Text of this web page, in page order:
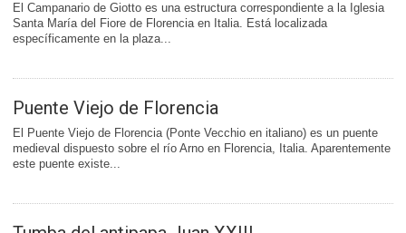
El Campanario de Giotto es una estructura correspondiente a la Iglesia
Santa María del Fiore de Florencia en Italia. Está localizada
específicamente en la plaza...
Puente Viejo de Florencia
El Puente Viejo de Florencia (Ponte Vecchio en italiano) es un puente
medieval dispuesto sobre el río Arno en Florencia, Italia. Aparentemente
este puente existe...